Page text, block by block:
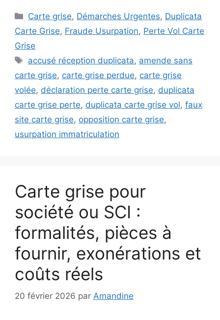
Catégories
Carte grise, Démarches Urgentes, Duplicata
Carte Grise, Fraude Usurpation, Perte Vol Carte
Grise
Étiquettes
accusé réception duplicata, amende sans
carte grise, carte grise perdue, carte grise
volée, déclaration perte carte grise, duplicata
carte grise perte, duplicata carte grise vol, faux
site carte grise, opposition carte grise,
usurpation immatriculation
Carte grise pour
société ou SCI :
formalités, pièces à
fournir, exonérations et
coûts réels
20 février 2026 par Amandine